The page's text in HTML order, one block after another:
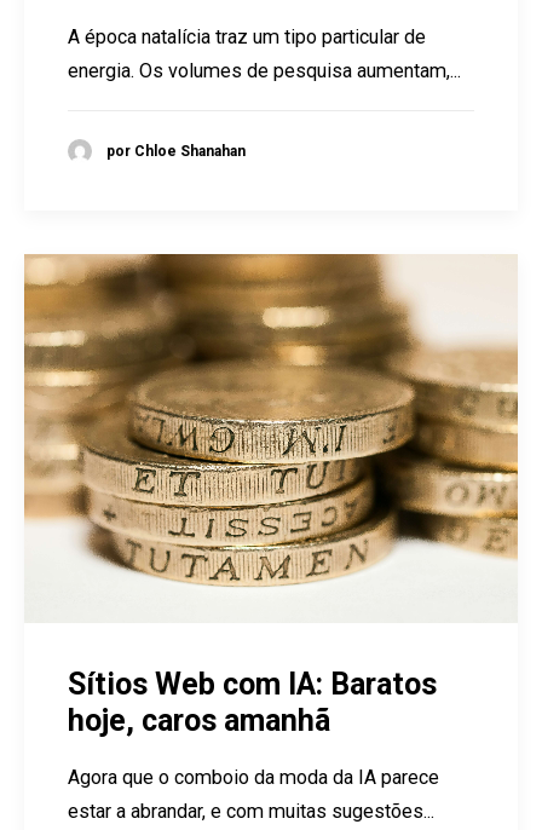
A época natalícia traz um tipo particular de
energia. Os volumes de pesquisa aumentam,...
por Chloe Shanahan
Sítios Web com IA: Baratos
hoje, caros amanhã
Agora que o comboio da moda da IA parece
estar a abrandar, e com muitas sugestões...